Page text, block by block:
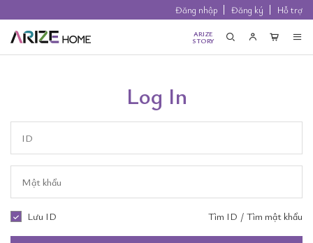
Đăng nhập Đăng ký Hỗ trợ
ARIZE
STORY
Log In
Lưu ID Tìm ID / Tìm mật khẩu